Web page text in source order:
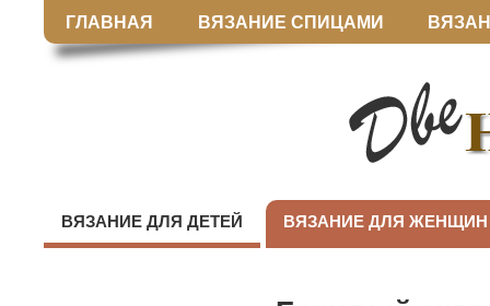
ГЛАВНАЯ ВЯЗАНИЕ СПИЦАМИ
ВЯЗАНИЕ ДЛЯ ДЕТЕЙ ВЯЗАНИЕ ДЛЯ ЖЕНЩИН